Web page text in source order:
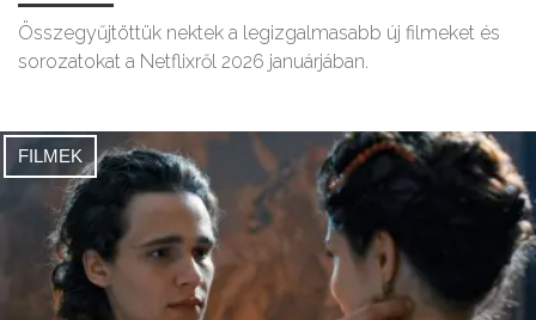
Összegyűjtöttük nektek a legizgalmasabb új filmeket és
sorozatokat a Netflixről 2026 januárjában.
FILMEK